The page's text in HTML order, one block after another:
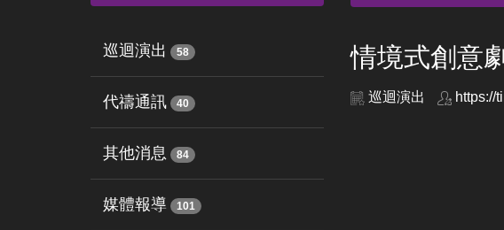
巡迴演出 58
代禱通訊 40
其他消息 84
媒體報導 101
情境式創意
巡迴演出 https://